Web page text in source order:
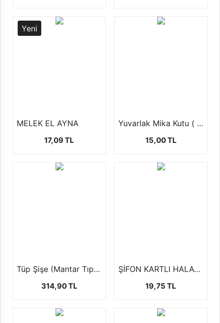
Yeni
MELEK EL AYNA
17,09 TL
Yuvarlak Mika Kutu ( şekerlik,mumluk ) 1 ad
15,00 TL
Tüp Şişe (Mantar Tıpalı-50 Adet)
314,90 TL
ŞİFON KARTLI HALAY MENDİLİ
19,75 TL